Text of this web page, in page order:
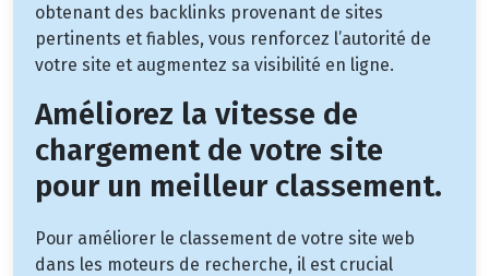
obtenant des backlinks provenant de sites
pertinents et fiables, vous renforcez l’autorité de
votre site et augmentez sa visibilité en ligne.
Améliorez la vitesse de
chargement de votre site
pour un meilleur classement.
Pour améliorer le classement de votre site web
dans les moteurs de recherche, il est crucial